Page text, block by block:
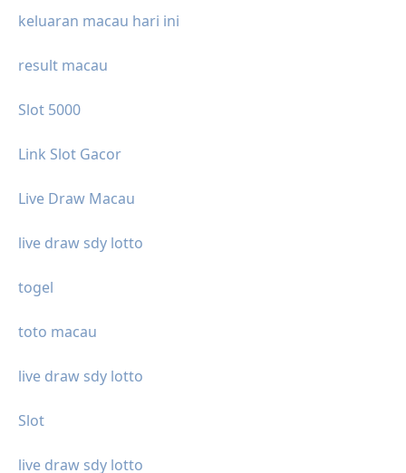
keluaran macau hari ini
result macau
Slot 5000
Link Slot Gacor
Live Draw Macau
live draw sdy lotto
togel
toto macau
live draw sdy lotto
Slot
live draw sdy lotto